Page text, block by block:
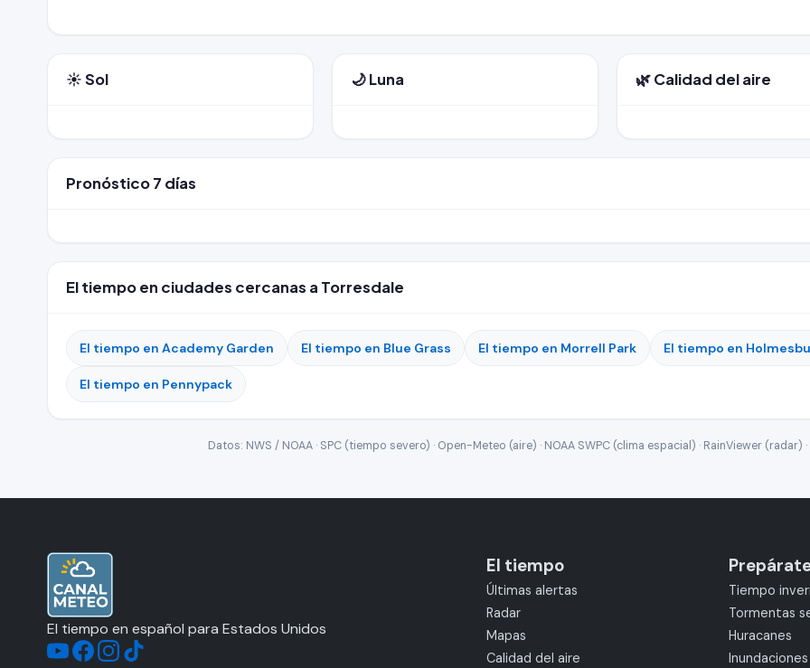
☀️ Sol 🌙 Luna 🌿 Calidad del aire
Pronóstico 7 días
El tiempo en ciudades cercanas a Torresdale
El tiempo en Academy Garden El tiempo en Blue Grass El tiempo en Morrell Park El tiempo en
El tiempo en Pennypack
Datos: NWS / NOAA · SPC (tiempo severo) · Open-Meteo (aire) · NOAA SWPC (clima espacial) · RainViewer (radar)
El tiempo en español para Estados Unidos
El tiempo
Últimas alertas
Radar
Mapas
Calidad del aire
Tiempo
Tormentas
Huracanes
Inundaciones